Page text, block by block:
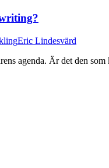
Eric Lindesvärd
agenda. Är det den